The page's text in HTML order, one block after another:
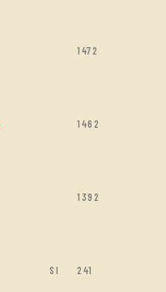
1472
1462
1392
SI 241